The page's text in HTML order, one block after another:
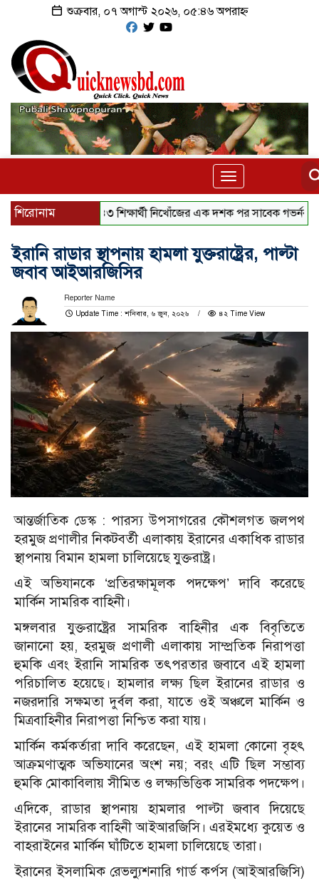
শুক্রবার, ০৭ অগাস্ট ২০২৬, ০৫:৪৬ অপরাহ্ন
Toggle
navigation
শিরোনাম ৪৩ শিক্ষার্থী নিখোঁজের এক দশক পর সাবেক গভর্নর
ইরানি রাডার স্থাপনায় হামলা যুক্তরাষ্ট্রের, পাল্টা
জবাব আইআরজিসির
Reporter Name
Update Time : শনিবার, ৬ জুন, ২০২৬
৪২ Time View
আন্তর্জাতিক ডেস্ক : পারস্য উপসাগরের কৌশলগত জলপথ
হরমুজ প্রণালীর নিকটবর্তী এলাকায় ইরানের একাধিক রাডার
স্থাপনায় বিমান হামলা চালিয়েছে যুক্তরাষ্ট্র।
এই অভিযানকে ‘প্রতিরক্ষামূলক পদক্ষেপ’ দাবি করেছে
মার্কিন সামরিক বাহিনী।
মঙ্গলবার যুক্তরাষ্ট্রের সামরিক বাহিনীর এক বিবৃতিতে
জানানো হয়, হরমুজ প্রণালী এলাকায় সাম্প্রতিক নিরাপত্তা
হুমকি এবং ইরানি সামরিক তৎপরতার জবাবে এই হামলা
পরিচালিত হয়েছে। হামলার লক্ষ্য ছিল ইরানের রাডার ও
নজরদারি সক্ষমতা দুর্বল করা, যাতে ওই অঞ্চলে মার্কিন ও
মিত্রবাহিনীর নিরাপত্তা নিশ্চিত করা যায়।
মার্কিন কর্মকর্তারা দাবি করেছেন, এই হামলা কোনো বৃহৎ
আক্রমণাত্মক অভিযানের অংশ নয়; বরং এটি ছিল সম্ভাব্য
হুমকি মোকাবিলায় সীমিত ও লক্ষ্যভিত্তিক সামরিক পদক্ষেপ।
এদিকে, রাডার স্থাপনায় হামলার পাল্টা জবাব দিয়েছে
ইরানের সামরিক বাহিনী আইআরজিসি। এরইমধ্যে কুয়েত ও
বাহরাইনের মার্কিন ঘাঁটিতে হামলা চালিয়েছে তারা।
ইরানের ইসলামিক রেভল্যুশনারি গার্ড কর্পস (আইআরজিসি)